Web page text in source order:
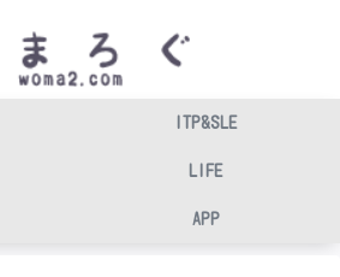
ITP&SLE
LIFE
APP